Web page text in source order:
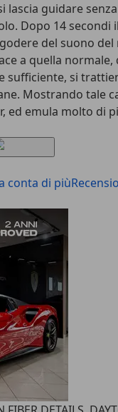
lascia guidare
Dopo 14
del suono
a quella
si
Mostrando tale
emula molto di
conta di più